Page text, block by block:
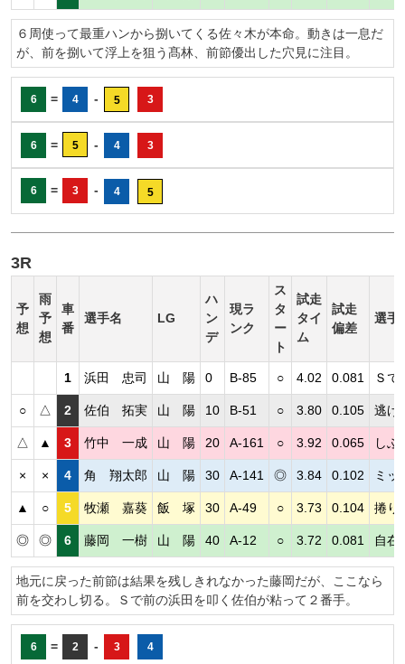
６周使って最重ハンから捌いてくる佐々木が本命。動きは一息だ
が、前を捌いて浮上を狙う髙林、前節優出した穴見に注目。
6 = 4 - 5 3
6 = 5 - 4 3
6 = 3 - 4 5
3R
予
想
雨
予
想
車
番
選手名 LG
ハ
ン
デ
現ラ
ンク
ス
タ
ー
ト
試走
タイ
ム
試走
偏差
選手
1 浜田 忠司 山 陽 0 B-85 ○ 4.02 0.081 Ｓ
○ △ 2 佐伯 拓実 山 陽 10 B-51 ○ 3.80 0.105 逃げ
△ ▲ 3 竹中 一成 山 陽 20 A-161 ○ 3.92 0.065 しぶ
× × 4 角 翔太郎 山 陽 30 A-141 ◎ 3.84 0.102 ミッ
▲ ○ 5 牧瀬 嘉葵 飯 塚 30 A-49 ○ 3.73 0.104 捲り
◎ ◎ 6 藤岡 一樹 山 陽 40 A-12 ○ 3.72 0.081 自在
地元に戻った前節は結果を残しきれなかった藤岡だが、ここなら
前を交わし切る。Ｓで前の浜田を叩く佐伯が粘って２番手。
6 = 2 - 3 4